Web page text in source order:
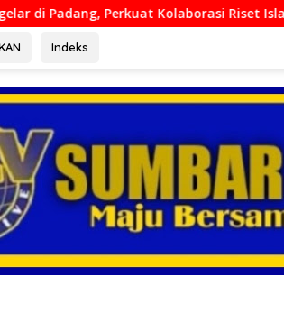
Riset Islam Bertaraf Internasional
Indeks